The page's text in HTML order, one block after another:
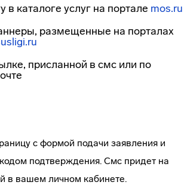
в каталоге услуг на портале mos.ru
размещенные на порталах
присланной в смс или по
с формой подачи заявления и
подтверждения. Смс придет на
в вашем личном кабинете.